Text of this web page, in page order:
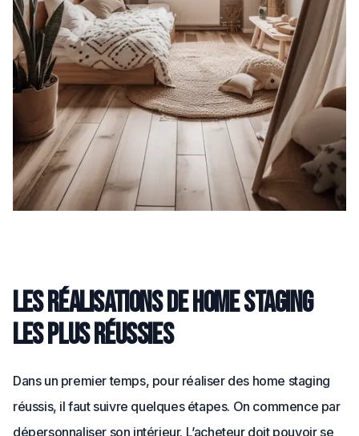
Les réalisations de home staging
les plus réussies
Dans un premier temps, pour réaliser des home staging
réussis, il faut suivre quelques étapes. On commence par
dépersonnaliser son intérieur. L’acheteur doit pouvoir se